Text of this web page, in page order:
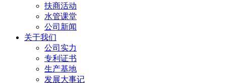
扶商活动
水管课堂
公司新闻
关于我们
公司实力
专利证书
生产基地
发展大事记